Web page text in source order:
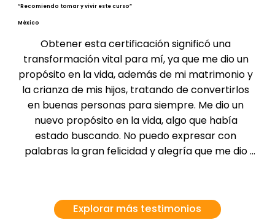
“Recomiendo tomar y vivir este curso”
México
Obtener esta certificación significó una
transformación vital para mí, ya que me dio un
propósito en la vida, además de mi matrimonio y
la crianza de mis hijos, tratando de convertirlos
en buenas personas para siempre. Me dio un
nuevo propósito en la vida, algo que había
estado buscando. No puedo expresar con
palabras la gran felicidad y alegría que me dio
deseando aprender más sobre los estudios de la
felicidad! Recomiendo tomar y vivir este curso
Explorar más testimonios